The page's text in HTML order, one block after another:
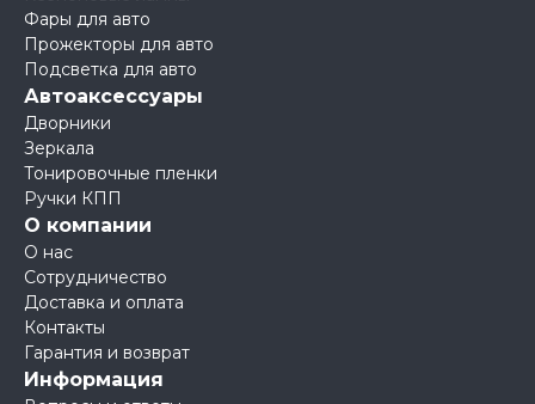
Фары для авто
Прожекторы для авто
Подсветка для авто
Автоаксессуары
Дворники
Зеркала
Тонировочные пленки
Ручки КПП
О компании
О нас
Сотрудничество
Доставка и оплата
Контакты
Гарантия и возврат
Информация